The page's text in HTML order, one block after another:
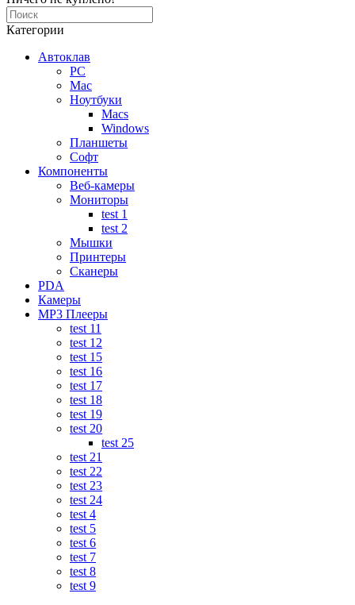
Категории
Автоклав
PC
Mac
Ноутбуки
Macs
Windows
Планшеты
Софт
Компоненты
Веб-камеры
Мониторы
test 1
test 2
Мышки
Принтеры
Сканеры
PDA
Камеры
MP3 Плееры
test 11
test 12
test 15
test 16
test 17
test 18
test 19
test 20
test 25
test 21
test 22
test 23
test 24
test 4
test 5
test 6
test 7
test 8
test 9